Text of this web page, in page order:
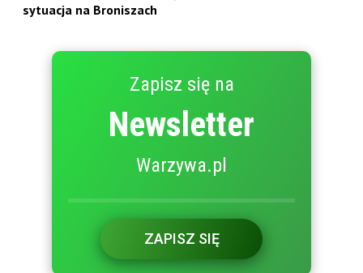
sytuacja na Broniszach
Zapisz się na
Newsletter
Warzywa.pl
ZAPISZ SIĘ